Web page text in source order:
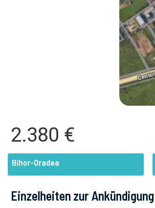
2.380 €
Bihor-Oradea
Einzelheiten zur Ankündigung